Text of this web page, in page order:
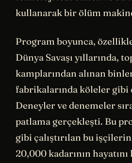
kullanarak bir ölüm
Program boyunca,
Dünya Savaşı yıllarında,
kamplarından alınan
fabrikalarında köleler gibi
Deneyler ve denemeler
patlama gerçekleşti. Bu
gibi çalıştırılan bu
20,000 kadarının